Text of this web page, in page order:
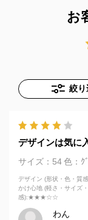
お
絞り
デザインは気に
サイズ：54色：ｸ
デザイン (形状・色・質
かけ心地 (軽さ・サイズ
感):★★★☆☆
わん